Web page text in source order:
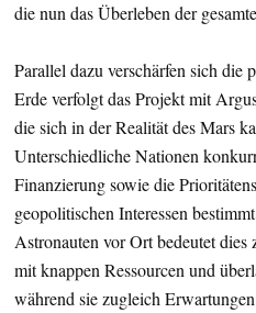
die nun das Überleben der
Parallel dazu verschärfen sich die
Erde verfolgt das Projekt mit
die sich in der Realität des Mars
Unterschiedliche Nationen
Finanzierung sowie die
geopolitischen Interessen
Astronauten vor Ort bedeutet
mit knappen Ressourcen und
während sie zugleich